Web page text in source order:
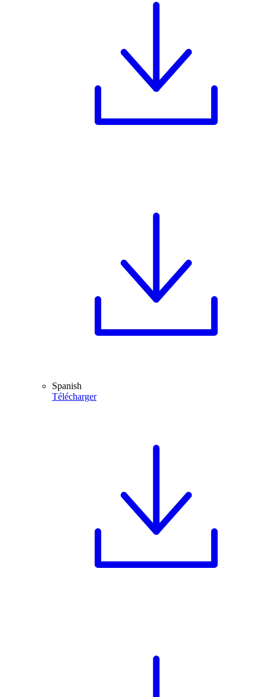
Spanish
Télécharger